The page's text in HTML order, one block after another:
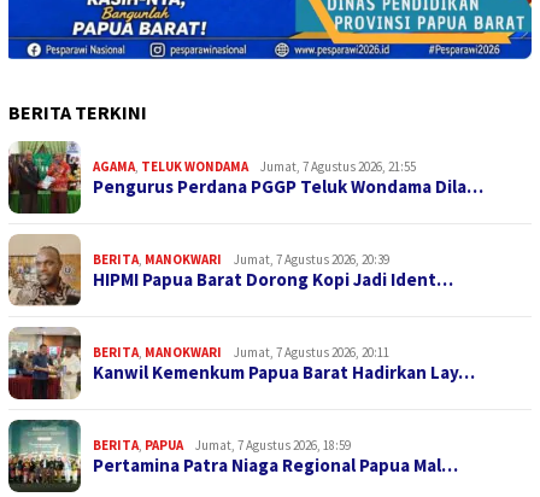
BERITA TERKINI
AGAMA TELUK WONDAMA Jumat, 7 Agustus 2026, 21:55
Pengurus Perdana PGGP Teluk Wondama Dila…
BERITA MANOKWARI Jumat, 7 Agustus 2026, 20:39
HIPMI Papua Barat Dorong Kopi Jadi Ident…
BERITA MANOKWARI Jumat, 7 Agustus 2026, 20:11
Kanwil Kemenkum Papua Barat Hadirkan Lay…
BERITA PAPUA Jumat, 7 Agustus 2026, 18:59
Pertamina Patra Niaga Regional Papua Mal…